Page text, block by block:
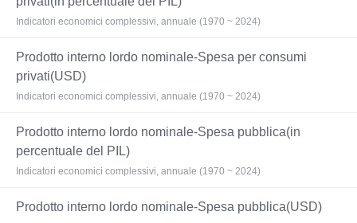
Indicatori economici complessivi, annuale (1970 ~ 2024)
Prodotto interno lordo nominale-Spesa per consumi
privati(USD)
Indicatori economici complessivi, annuale (1970 ~ 2024)
Prodotto interno lordo nominale-Spesa pubblica(in
percentuale del PIL)
Indicatori economici complessivi, annuale (1970 ~ 2024)
Prodotto interno lordo nominale-Spesa pubblica(USD)